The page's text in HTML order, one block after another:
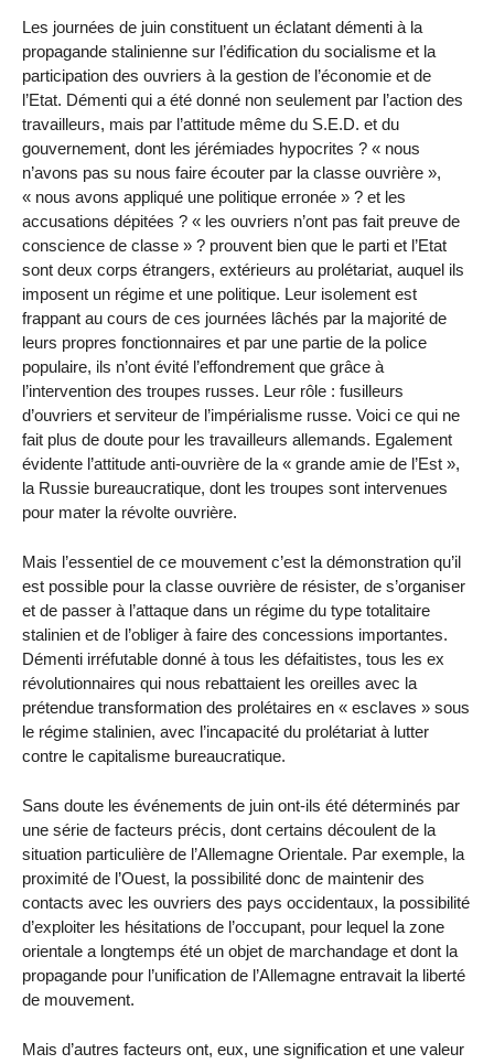
Les journées de juin constituent un éclatant démenti à la
propagande stalinienne sur l’édification du socialisme et la
participation des ouvriers à la gestion de l’économie et de
l’Etat. Démenti qui a été donné non seulement par l’action des
travailleurs, mais par l’attitude même du S.E.D. et du
gouvernement, dont les jérémiades hypocrites ? « nous
n’avons pas su nous faire écouter par la classe ouvrière »,
« nous avons appliqué une politique erronée » ? et les
accusations dépitées ? « les ouvriers n’ont pas fait preuve de
conscience de classe » ? prouvent bien que le parti et l’Etat
sont deux corps étrangers, extérieurs au prolétariat, auquel ils
imposent un régime et une politique. Leur isolement est
frappant au cours de ces journées lâchés par la majorité de
leurs propres fonctionnaires et par une partie de la police
populaire, ils n’ont évité l’effondrement que grâce à
l’intervention des troupes russes. Leur rôle : fusilleurs
d’ouvriers et serviteur de l’impérialisme russe. Voici ce qui ne
fait plus de doute pour les travailleurs allemands. Egalement
évidente l’attitude anti-ouvrière de la « grande amie de l’Est »,
la Russie bureaucratique, dont les troupes sont intervenues
pour mater la révolte ouvrière.
Mais l’essentiel de ce mouvement c’est la démonstration qu’il
est possible pour la classe ouvrière de résister, de s’organiser
et de passer à l’attaque dans un régime du type totalitaire
stalinien et de l’obliger à faire des concessions importantes.
Démenti irréfutable donné à tous les défaitistes, tous les ex
révolutionnaires qui nous rebattaient les oreilles avec la
prétendue transformation des prolétaires en « esclaves » sous
le régime stalinien, avec l’incapacité du prolétariat à lutter
contre le capitalisme bureaucratique.
Sans doute les événements de juin ont-ils été déterminés par
une série de facteurs précis, dont certains découlent de la
situation particulière de l’Allemagne Orientale. Par exemple, la
proximité de l’Ouest, la possibilité donc de maintenir des
contacts avec les ouvriers des pays occidentaux, la possibilité
d’exploiter les hésitations de l’occupant, pour lequel la zone
orientale a longtemps été un objet de marchandage et dont la
propagande pour l’unification de l’Allemagne entravait la liberté
de mouvement.
Mais d’autres facteurs ont, eux, une signification et une valeur